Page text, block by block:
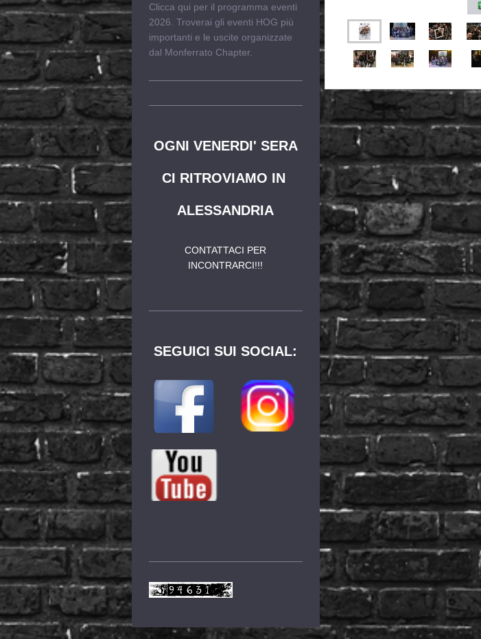
Clicca qui per il programma eventi
2026. Troverai gli eventi HOG più
importanti e le uscite organizzate
dal Monferrato Chapter.
OGNI VENERDI' SERA
CI RITROVIAMO IN
ALESSANDRIA
CONTATTACI PER
INCONTRARCI!!!
SEGUICI SUI SOCIAL: